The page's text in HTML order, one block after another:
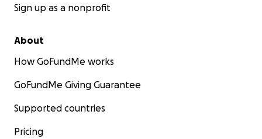
Sign up as a nonprofit
About
How GoFundMe works
GoFundMe Giving Guarantee
Supported countries
Pricing